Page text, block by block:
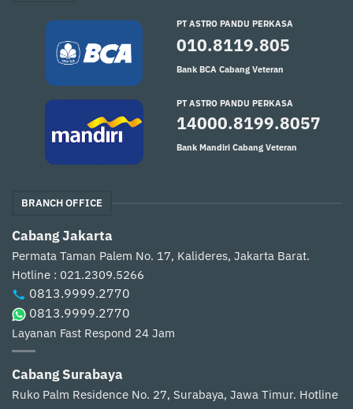
PT ASTRO PANDU PERKASA
010.8119.805
Bank BCA Cabang Veteran
PT ASTRO PANDU PERKASA
14000.8199.8057
Bank Mandiri Cabang Veteran
BRANCH OFFICE
Cabang Jakarta
Permata Taman Palem No. 17, Kalideres, Jakarta Barat.
Hotline : 021.2309.5266
0813.9999.2770
0813.9999.2770
Layanan Fast Respond 24 Jam
Cabang Surabaya
Ruko Palm Residence No. 27, Surabaya, Jawa Timur. Hotline